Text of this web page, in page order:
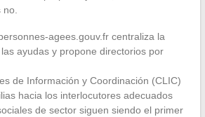
no.
agees.gouv.fr centraliza la
ayudas y propone directorios por
de Información y Coordinación (CLIC)
hacia los interlocutores adecuados
de sector siguen siendo el primer